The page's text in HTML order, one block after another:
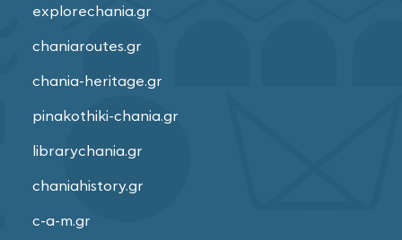
explorechania.gr
chaniaroutes.gr
chania-heritage.gr
pinakothiki-chania.gr
librarychania.gr
chaniahistory.gr
c-a-m.gr